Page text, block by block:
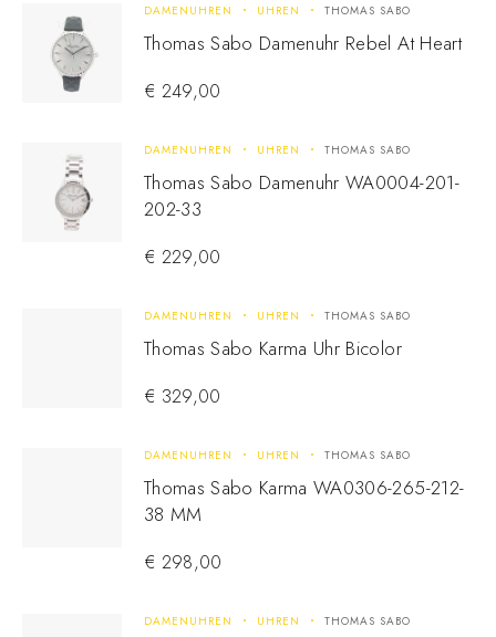
DAMENUHREN UHREN THOMAS SABO
Thomas Sabo Damenuhr Rebel At Heart
€ 249,00
DAMENUHREN UHREN THOMAS SABO
Thomas Sabo Damenuhr WA0004-201-
202-33
€ 229,00
DAMENUHREN UHREN THOMAS SABO
Thomas Sabo Karma Uhr Bicolor
€ 329,00
DAMENUHREN UHREN THOMAS SABO
Thomas Sabo Karma WA0306-265-212-
38 MM
€ 298,00
DAMENUHREN UHREN THOMAS SABO